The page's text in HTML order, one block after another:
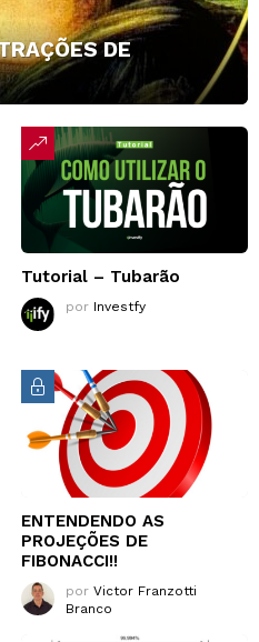
DE
Tutorial – Tubarão
por Investfy
ENTENDENDO AS
PROJEÇÕES DE
FIBONACCI!!
por Victor Franzotti
Branco